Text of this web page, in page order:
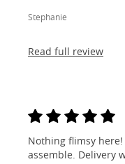
Stephanie
Read full review
Nothing flimsy
assemble. Delivery